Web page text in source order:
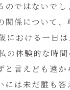
のではないで
関係について
における一日
の体験的な時
と言えども遠
には未だ誰も